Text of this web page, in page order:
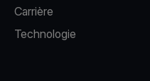
Carrière
Technologie